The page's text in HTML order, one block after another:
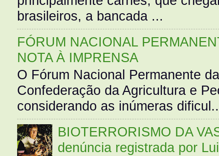
brasileiros, a bancada ...
FÓRUM NACIONAL
NOTA À IMPRENSA
O Fórum Nacional Permanente
Confederação da Agricultura e
considerando as inúmeras
BIOTERRORISMO DA
denúncia registrada por